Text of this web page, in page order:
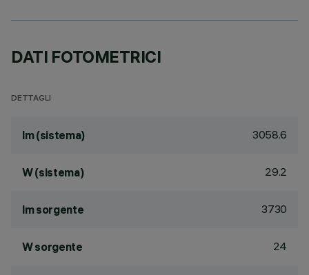
DATI FOTOMETRICI
DETTAGLI
lm (sistema) 3058.6
W (sistema) 29.2
lm sorgente 3730
W sorgente 24